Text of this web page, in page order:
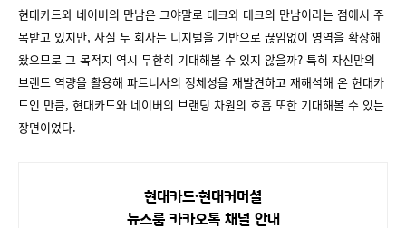
현대카드와 네이버의 만남은 그야말로 테크와 테크의 만남이라는 점에서 주
목받고 있지만, 사실 두 회사는 디지털을 기반으로 끊임없이 영역을 확장해
왔으므로 그 목적지 역시 무한히 기대해볼 수 있지 않을까? 특히 자신만의
브랜드 역량을 활용해 파트너사의 정체성을 재발견하고 재해석해 온 현대카
드인 만큼, 현대카드와 네이버의 브랜딩 차원의 호흡 또한 기대해볼 수 있는
장면이었다.
현대카드∙현대커머셜
뉴스룸 카카오톡 채널 안내